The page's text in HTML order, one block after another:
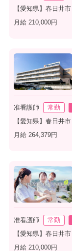
【愛知県】春日井市
月給 210,000円
准看護師 常勤
【愛知県】春日井市
月給 264,379円
准看護師 常勤
【愛知県】春日井市
月給 210,000円